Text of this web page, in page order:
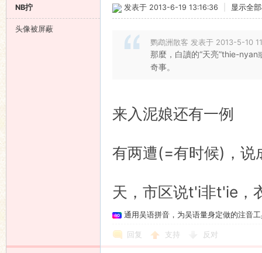
NB拧
头像被屏蔽
发表于 2013-6-19 13:16:36 显示全
鹦鹉洲散客 发表于 2013-5-10
那麼，白讀的“天亮”thie-nyan
奇事。
来入泥娘还有一例
有两遭(=有时候)，说
天，市区说t'i非t'ie，
通用吴语拼音，为吴语量身定做的注音
回复 支持 反对